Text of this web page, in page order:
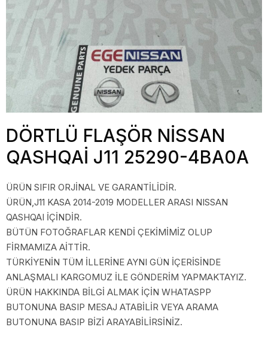
DÖRTLÜ FLAŞÖR NİSSAN
QASHQAİ J11 25290-4BA0A
ÜRÜN SIFIR ORJİNAL VE GARANTİLİDİR.
ÜRÜN,J11 KASA 2014-2019 MODELLER ARASI NISSAN
QASHQAI İÇİNDİR.
BÜTÜN FOTOĞRAFLAR KENDİ ÇEKİMİMİZ OLUP
FİRMAMIZA AİTTİR.
TÜRKİYENİN TÜM İLLERİNE AYNI GÜN İÇERİSİNDE
ANLAŞMALI KARGOMUZ İLE GÖNDERİM YAPMAKTAYIZ.
ÜRÜN HAKKINDA BİLGİ ALMAK İÇİN WHATASPP
BUTONUNA BASIP MESAJ ATABİLİR VEYA ARAMA
BUTONUNA BASIP BİZİ ARAYABİLİRSİNİZ.